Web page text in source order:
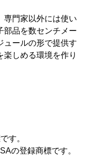
専門家以外には使い
部品を数センチメー
ュールの形で提供す
楽しめる環境を作り
す。
の登録商標です。